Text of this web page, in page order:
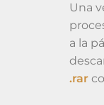
Una
a la
.rar